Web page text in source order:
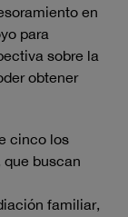
en
para
sobre la
obtener
cinco los
buscan
familiar,